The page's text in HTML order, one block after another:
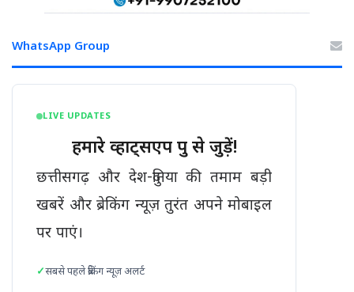
WhatsApp Group
LIVE UPDATES
हमारे व्हाट्सएप ग्रुप से जुड़ें!
छत्तीसगढ़ और देश-दुनिया की तमाम बड़ी
खबरें और ब्रेकिंग न्यूज़ तुरंत अपने मोबाइल
पर पाएं।
सबसे पहले ब्रेकिंग न्यूज़ अलर्ट